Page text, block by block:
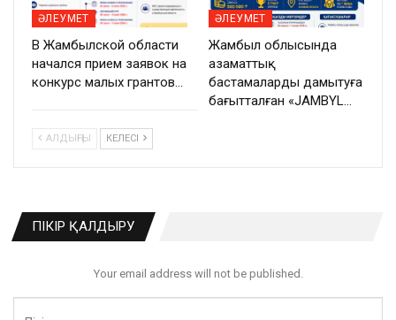
ӘЛЕУМЕТ
В Жамбылской области
начался прием заявок на
конкурс малых грантов…
ӘЛЕУМЕТ
Жамбыл облысында
азаматтық
бастамаларды дамытуға
бағытталған «JAMBYL…
АЛДЫҢҒЫ КЕЛЕСІ
ПІКІР ҚАЛДЫРУ
Your email address will not be published.